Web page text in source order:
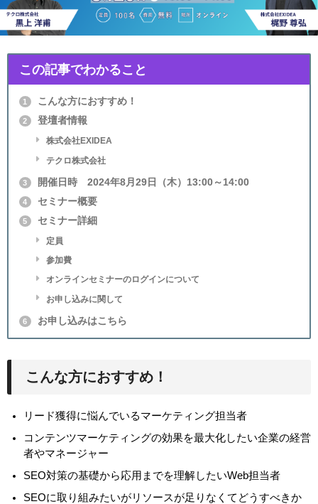
この記事でわかること
1 こんな方におすすめ！
2 登壇者情報
株式会社EXIDEA
テクロ株式会社
3 開催日時 2024年8月29日（木）13:00～14:00
4 セミナー概要
5 セミナー詳細
定員
参加費
オンラインセミナーのログインについて
お申し込みに関して
6 お申し込みはこちら
こんな方におすすめ！
リード獲得に悩んでいるマーケティング担当者
コンテンツマーケティングの効果を最大化したい企業の経営
者やマネージャー
SEO対策の基礎から応用までを理解したいWeb担当者
SEOに取り組みたいがリソースが足りなくてどうすべきか